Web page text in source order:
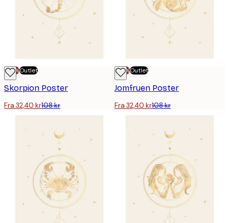
-70%Outlet
Skorpion Poster
Fra 32,40 kr108 kr
-70%Outlet
Jomfruen Poster
Fra 32,40 kr108 kr